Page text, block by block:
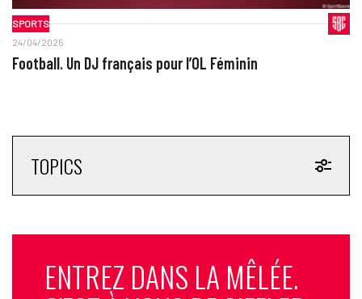
SPORTS
24/04/2025
Football. Un DJ français pour l’OL Féminin
TOPICS
ENTREZ DANS LA MÊLÉE.